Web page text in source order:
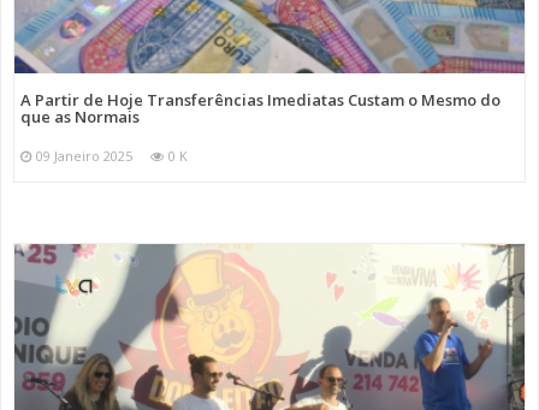
A Partir de Hoje Transferências Imediatas Custam o Mesmo do
que as Normais
09 Janeiro 2025 0 K